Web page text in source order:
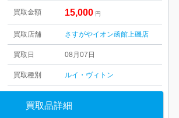
買取金額 15,000 円
買取店舗 さすがやイオン函館上磯店
買取日 08月07日
買取種別 ルイ・ヴィトン
買取品詳細